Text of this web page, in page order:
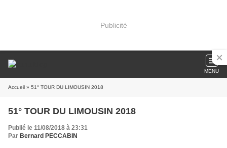
Publicité
MENU
Accueil » 51° TOUR DU LIMOUSIN 2018
51° TOUR DU LIMOUSIN 2018
Publié le 11/08/2018 à 23:31
Par Bernard PECCABIN